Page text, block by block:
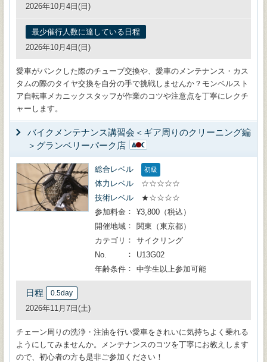
2026年10月4日(日)
最少催行人数に達している日程
2026年10月4日(日)
愛車がパンクした際のチューブ交換や、愛車のメンテナンス・カス
タムの際のタイヤ交換を自分の手で挑戦しませんか？モンベルスト
ア自転車メカニックスタッフが作業のコツや注意点を丁寧にレクチ
ャーします。
バイクメンテナンス講習会＜ギア周りのクリーニング編
＞グランベリーパーク店
総合レベル 初級
体力レベル
☆☆☆☆☆
技術レベル
★☆☆☆☆
参加料金
¥3,800（税込）
開催地域
関東（東京都）
カテゴリ
サイクリング
No.
U13G02
年齢条件
中学生以上参加可能
日程 0.5day
2026年11月7日(土)
チェーン周りの洗浄・注油を行い愛車をきれいに気持ちよく乗れる
ようにしてみませんか。メンテナンスのコツを丁寧にお教えします
ので、初心者の方も是非ご参加ください！